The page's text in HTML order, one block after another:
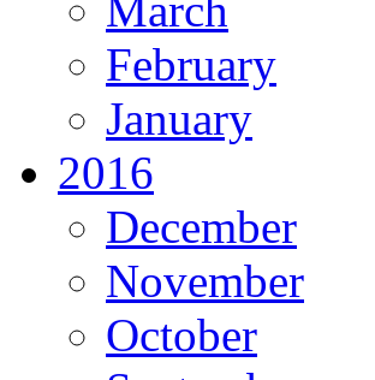
February
January
2016
December
November
October